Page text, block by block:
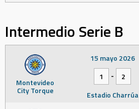
Intermedio Serie B
Montevideo
City Torque
15 mayo 2026
1
-
2
Estadio Charrúa